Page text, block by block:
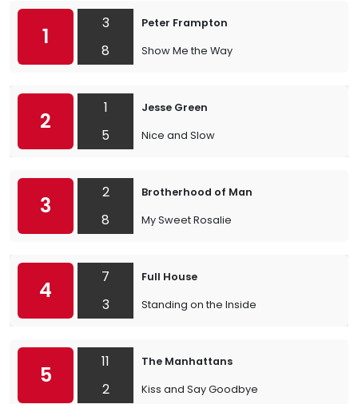
1
3
8
Peter Frampton
Show Me the Way
2
1
5
Jesse Green
Nice and Slow
3
2
8
Brotherhood of Man
My Sweet Rosalie
4
7
3
Full House
Standing on the Inside
5
11
2
The Manhattans
Kiss and Say Goodbye